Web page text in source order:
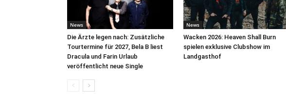
News
Die Ärzte legen nach: Zusätzliche
Tourtermine für 2027, Bela B liest
Dracula und Farin Urlaub
veröffentlicht neue Single
News
Wacken 2026: Heaven Shall Burn
spielen exklusive Clubshow im
Landgasthof